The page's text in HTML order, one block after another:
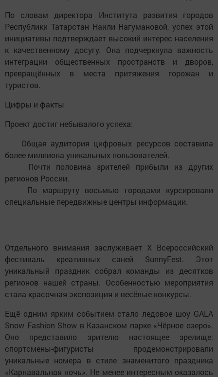
По словам директора Института развития городов
Республики Татарстан Наили Нагумановой, успех этой
инициативы подтверждает высокий интерес населения
к качественному досугу. Она подчеркнула важность
интеграции общественных пространств и дворов,
превращённых в места притяжения горожан и
туристов.
Цифры и факты
Проект достиг небывалого успеха:
Общая аудитория цифровых ресурсов составила
более миллиона уникальных пользователей.
Почти половина зрителей прибыли из других
регионов России.
По маршруту восьмью городами курсировали
специальные передвижные центры информации.
Отдельного внимания заслуживает X Всероссийский
фестиваль креативных саней SunnyFest. Этот
уникальный праздник собрал команды из десятков
регионов нашей страны. Особенностью мероприятия
стала красочная экспозиция и весёлые конкурсы.
Ещё одним ярким событием стало ледовое шоу GALA
Snow Fashion Show в Казанском парке «Чёрное озеро».
Оно представило зрителю настоящее зрелище:
спортсмены-фигуристы продемонстрировали
уникальные номера в стиле знаменитого праздника
«Карнавальная ночь». Не менее интересным оказалось